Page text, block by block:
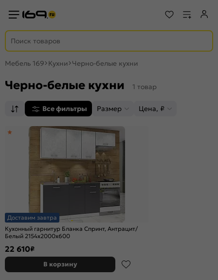
Мебель 169 Кухни Черно-белые кухни
Черно-белые кухни 1 товар
Все фильтры Размер Цена, ₽
Доставим завтра
Кухонный гарнитур Бланка Спринт, Антрацит/
Белый 2154x2000x600
22 610₽
В корзину